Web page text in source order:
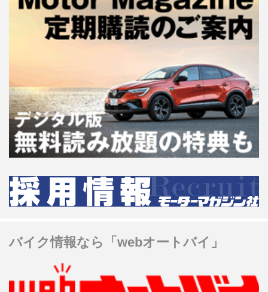
バイク情報なら「webオートバイ」